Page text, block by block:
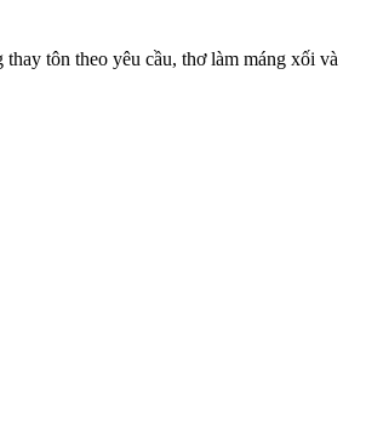
tôn theo yêu cầu, thơ làm máng xối và